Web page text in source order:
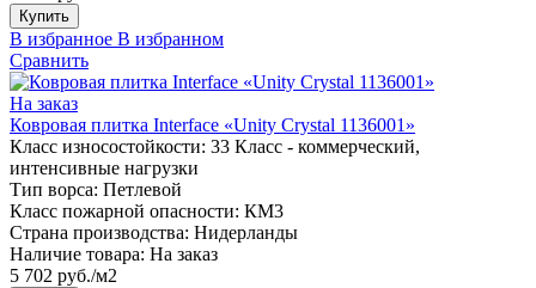
Купить
В избранное В избранном
Сравнить
На заказ
Ковровая плитка Interface «Unity Crystal 1136001»
Класс износостойкости: 33 Класс - коммерческий,
интенсивные нагрузки
Тип ворса: Петлевой
Класс пожарной опасности: КМ3
Страна производства: Нидерланды
Наличие товара: На заказ
5 702 руб./м2